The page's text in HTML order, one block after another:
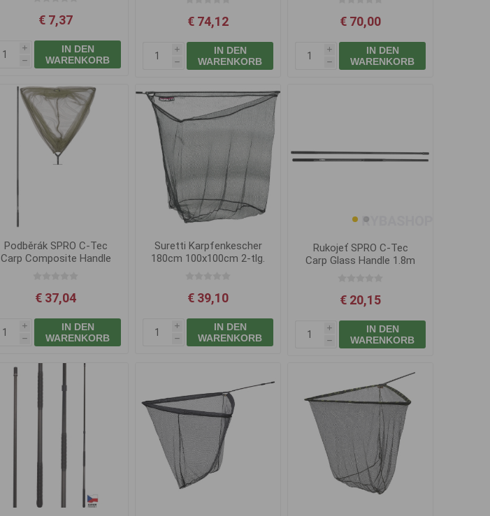
€ 7,37
i
h
IN DEN
WARENKORB
€ 74,12
i
h
IN DEN
WARENKORB
€ 70,00
i
h
IN DEN
WARENKORB
Podběrák SPRO C-Tec
Carp Composite Handle
€ 37,04
i
h
IN DEN
WARENKORB
Suretti Karpfenkescher
180cm 100x100cm 2-tlg.
€ 39,10
i
h
IN DEN
WARENKORB
Rukojeť SPRO C-Tec
Carp Glass Handle 1.8m
€ 20,15
i
h
IN DEN
WARENKORB